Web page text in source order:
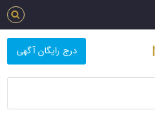
درج رایگان آگهی